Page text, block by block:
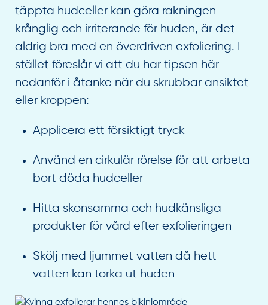
täppta hudceller kan göra rakningen
krånglig och irriterande för huden, är det
aldrig bra med en överdriven exfoliering. I
stället föreslår vi att du har tipsen här
nedanför i åtanke när du skrubbar ansiktet
eller kroppen:
Applicera ett försiktigt tryck
Använd en cirkulär rörelse för att arbeta
bort döda hudceller
Hitta skonsamma och hudkänsliga
produkter för vård efter exfolieringen
Skölj med ljummet vatten då hett
vatten kan torka ut huden